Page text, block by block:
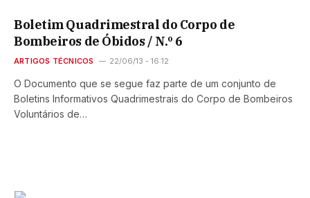
Boletim Quadrimestral do Corpo de
Bombeiros de Óbidos / N.º 6
ARTIGOS TÉCNICOS 22/06/13 - 16:12
O Documento que se segue faz parte de um conjunto de
Boletins Informativos Quadrimestrais do Corpo de Bombeiros
Voluntários de…